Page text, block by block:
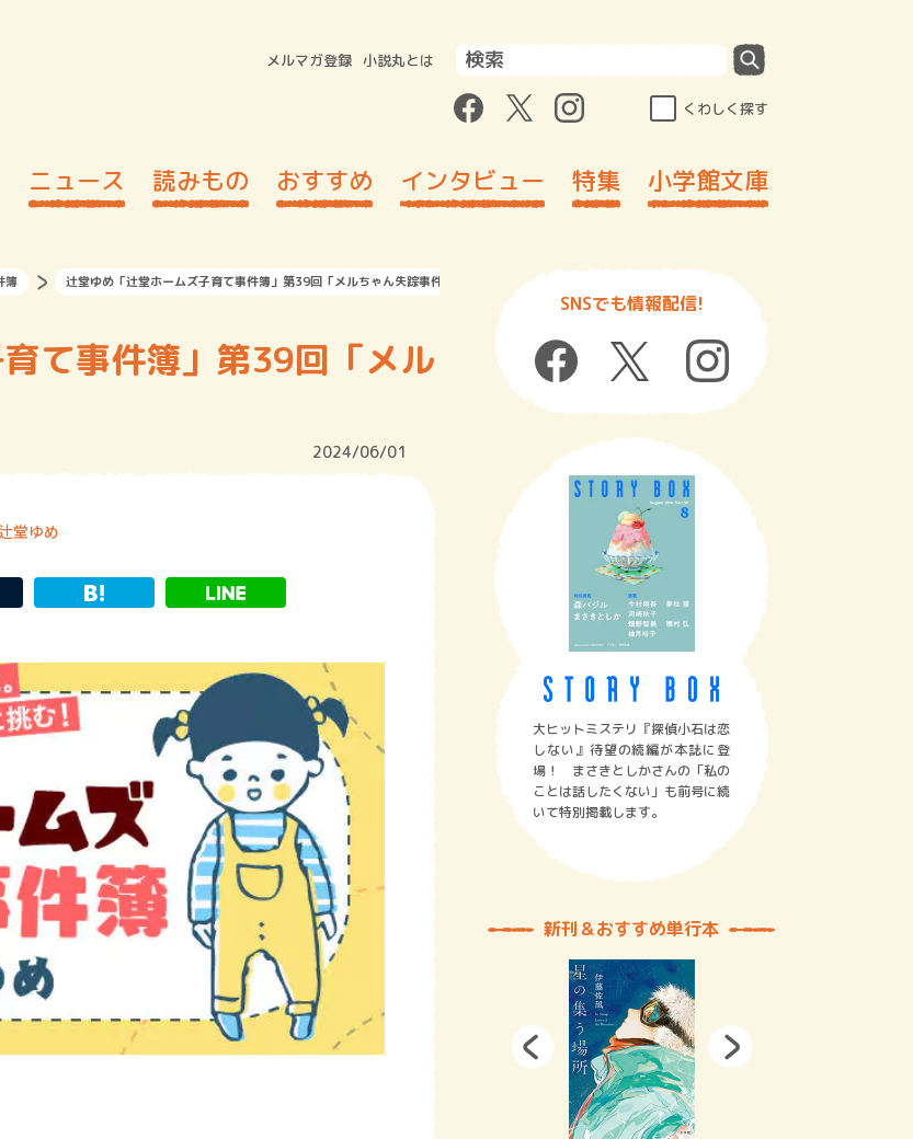
メルマガ登録 小説丸とは
くわしく探す
ニュース 読みもの おすすめ インタビュー 特集 小学館文庫
簿 辻堂ゆめ「辻堂ホームズ子育て事件簿」第39回「メルちゃん失踪事件」
て事件簿」第39回「メル
2024/06/01
辻堂ゆめ
SNSでも情報配信!
大ヒットミステリ『探偵小石は恋
しない』待望の続編が本誌に登
場！ まさきとしかさんの「私の
ことは話したくない」も前号に続
いて特別掲載します。
新刊＆おすすめ単行本